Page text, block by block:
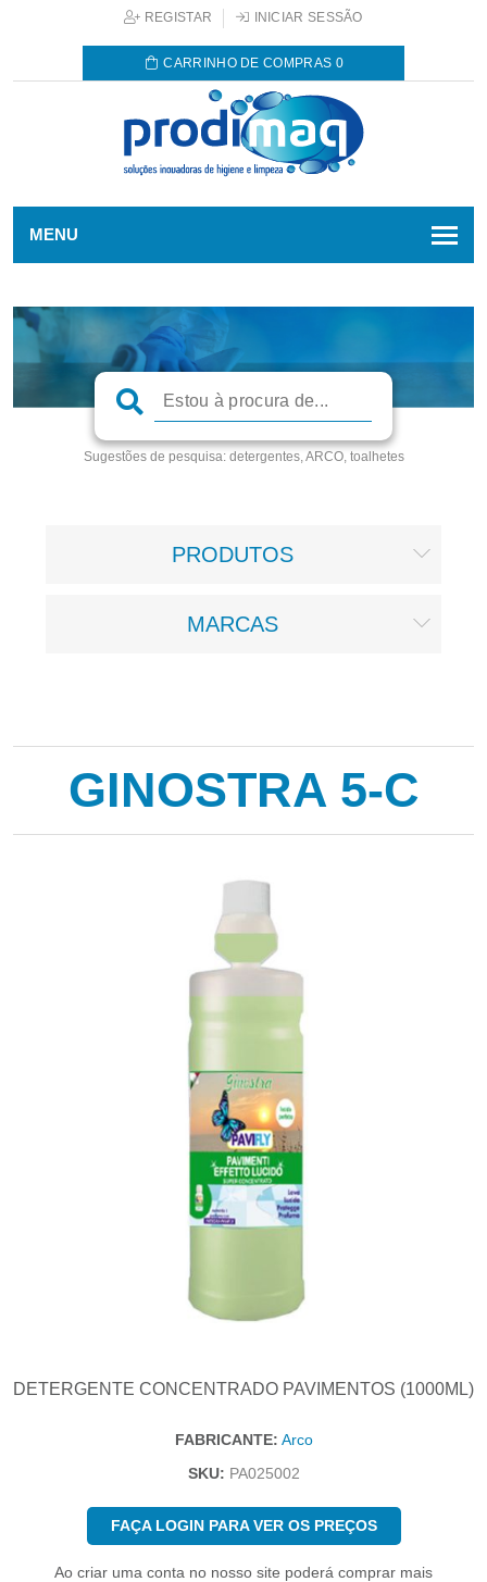
REGISTAR INICIAR SESSÃO
CARRINHO DE COMPRAS 0
MENU
Sugestões de pesquisa:detergentes, ARCO, toalhetes
PRODUTOS
MARCAS
GINOSTRA 5-C
DETERGENTE CONCENTRADO PAVIMENTOS (1000ML)
FABRICANTE: Arco
SKU: PA025002
FAÇA LOGIN PARA VER OS PREÇOS
Ao criar uma conta no nosso site poderá comprar mais